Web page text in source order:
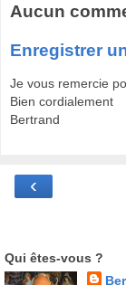
Aucun
Enregistrer
Je vous remercie
Bien cordialement
Bertrand
‹
Qui êtes-vous ?